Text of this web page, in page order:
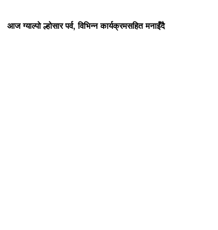
आज ग्याल्पो ल्होसार पर्व, विभिन्न कार्यक्रमसहित मनाइँदै